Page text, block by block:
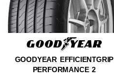
GOODYEAR EFFICIENTGRIP
PERFORMANCE 2